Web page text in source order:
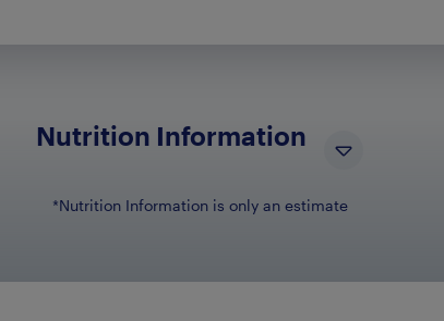
Nutrition Information
Carbohydrates
27g
*Nutrition Information is only an estimate